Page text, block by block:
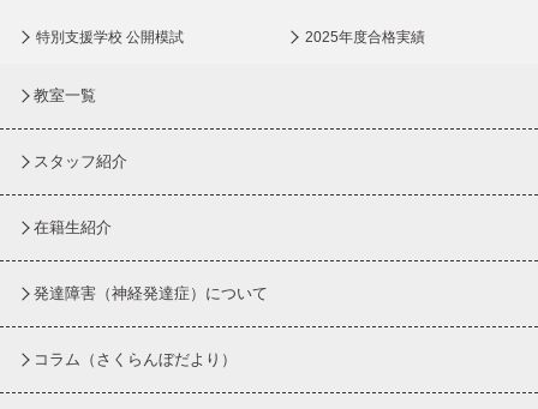
特別支援学校 公開模試 2025年度合格実績
教室一覧
スタッフ紹介
在籍生紹介
発達障害（神経発達症）について
コラム （さくらんぼだより）